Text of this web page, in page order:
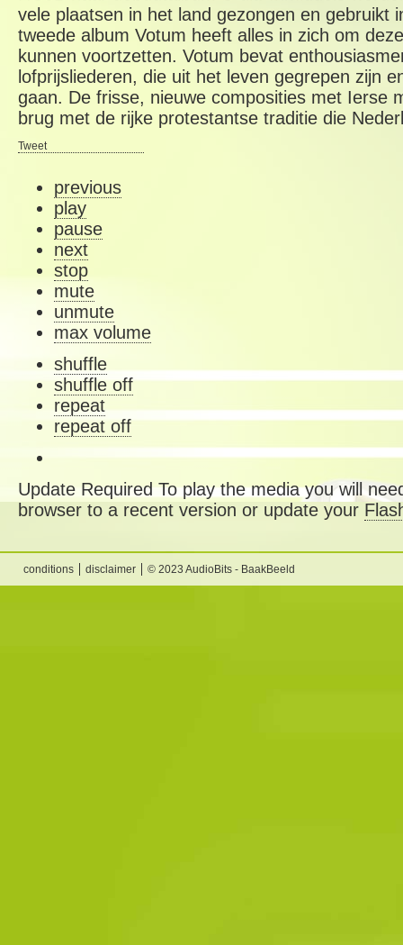
vele plaatsen in het land gezongen en gebruikt
tweede album Votum heeft alles in zich om
kunnen voortzetten. Votum bevat
lofprijsliederen, die uit het leven gegrepen zijn
gaan. De frisse, nieuwe composities met Ierse
brug met de rijke protestantse traditie die
Tweet
previous
play
pause
next
stop
mute
unmute
max volume
shuffle
shuffle off
repeat
repeat off
Update RequiredTo play the media you will
browser to a recent version or update your
conditions disclaimer © 2023 AudioBits - BaakBeeld